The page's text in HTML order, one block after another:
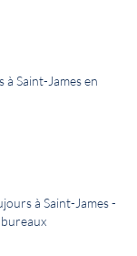
Saint-James en
à Saint-James -